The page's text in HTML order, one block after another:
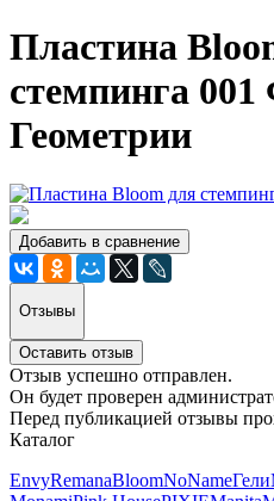
Пластина
стемпинга
Геометрии
Добавить в сравнение
Отзывы
Оставить отзыв
Отзыв успешно отправлен.
Он будет проверен
Перед публикацией отзывы
Каталог
EnvyRemanaBloomNoNameГели